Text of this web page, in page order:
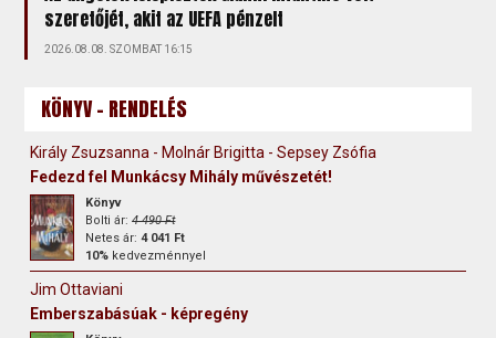
szeretőjét, akit az UEFA pénzelt
2026.08.08. SZOMBAT 16:15
KÖNYV - RENDELÉS
Király Zsuzsanna - Molnár Brigitta - Sepsey Zsófia
Fedezd fel Munkácsy Mihály művészetét!
Könyv
Bolti ár:4 490 Ft
Netes ár:4 041 Ft
10% kedvezménnyel
Jim Ottaviani
Emberszabásúak - képregény